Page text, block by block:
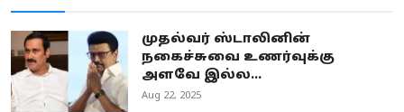
முதல்வர் ஸ்டாலினின்
நகைச்சுவை உணர்வுக்கு
அளவே இல்ல...
Aug 22, 2025